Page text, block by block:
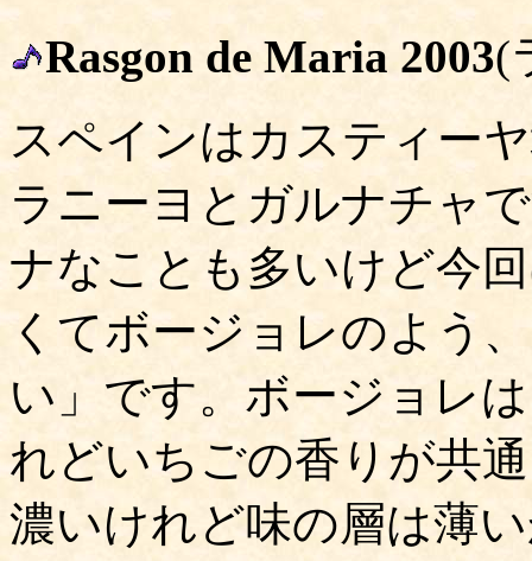
Rasgon de Maria 2003(
スペインはカスティー
ラニーヨとガルナチャ
ナなことも多いけど今
くてボージョレのよう
い」です。ボージョレ
れどいちごの香りが共
濃いけれど味の層は薄